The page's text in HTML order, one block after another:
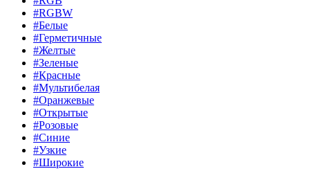
#RGBW
#Белые
#Герметичные
#Желтые
#Зеленые
#Красные
#Мультибелая
#Оранжевые
#Открытые
#Розовые
#Синие
#Узкие
#Широкие